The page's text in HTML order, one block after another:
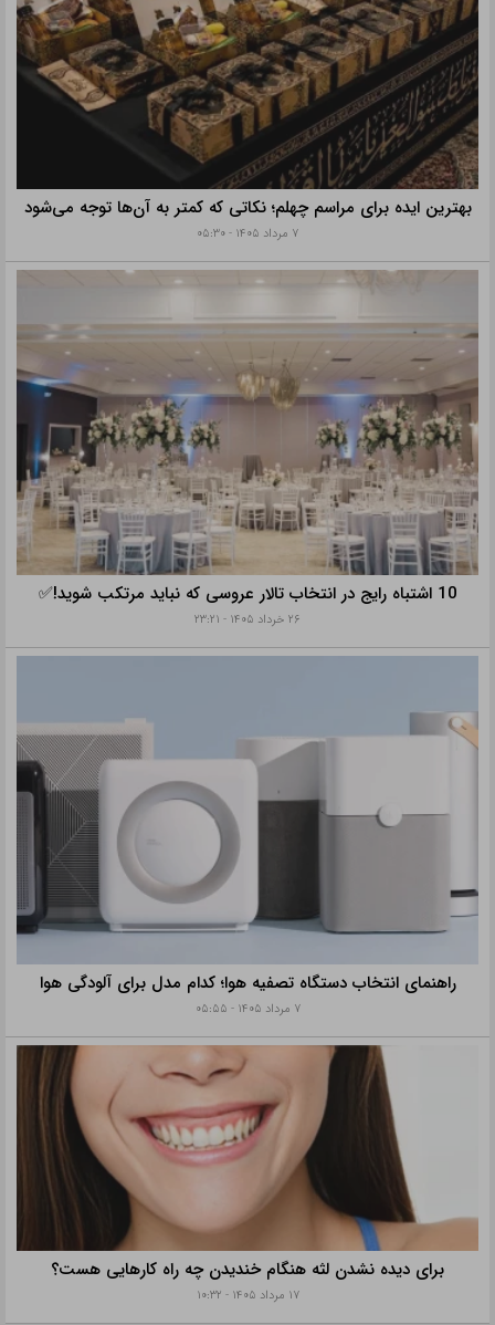
بهترین ایده برای مراسم چهلم؛ نکاتی که کمتر به آن‌ها توجه می‌شود
۷ مرداد ۱۴۰۵ - ۰۵:۳۰
10 اشتباه رایج در انتخاب تالار عروسی که نباید مرتکب شوید!✅
۲۶ خرداد ۱۴۰۵ - ۲۳:۲۱
راهنمای انتخاب دستگاه تصفیه هوا؛ کدام مدل برای آلودگی هوا
۷ مرداد ۱۴۰۵ - ۰۵:۵۵
برای دیده نشدن لثه هنگام خندیدن چه راه کارهایی هست؟
۱۷ مرداد ۱۴۰۵ - ۱۰:۳۲